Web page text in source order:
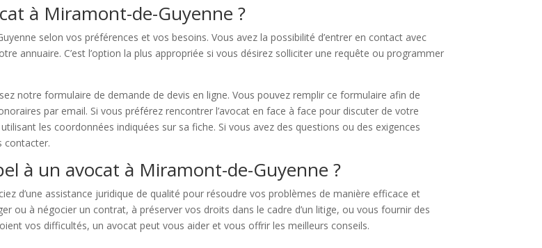
à Miramont-de-Guyenne ?
selon vos préférences et vos besoins. Vous avez la possibilité d’entrer en contact avec
annuaire. C’est l’option la plus appropriée si vous désirez solliciter une requête ou programmer
notre formulaire de demande de devis en ligne. Vous pouvez remplir ce formulaire afin de
par email. Si vous préférez rencontrer l’avocat en face à face pour discuter de votre
les coordonnées indiquées sur sa fiche. Si vous avez des questions ou des exigences
contacter.
à un avocat à Miramont-de-Guyenne ?
d’une assistance juridique de qualité pour résoudre vos problèmes de manière efficace et
ou à négocier un contrat, à préserver vos droits dans le cadre d’un litige, ou vous fournir des
vos difficultés, un avocat peut vous aider et vous offrir les meilleurs conseils.